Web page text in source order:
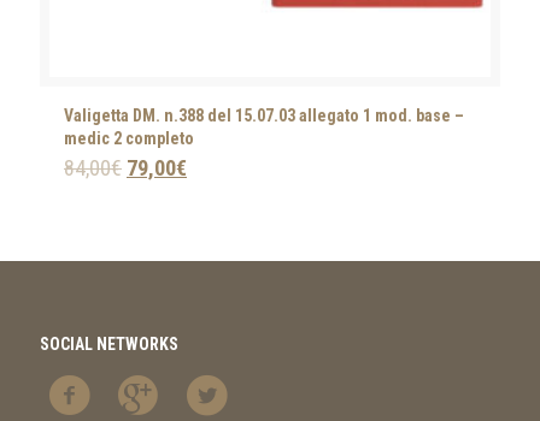
Valigetta DM. n.388 del 15.07.03 allegato 1 mod. base –
medic 2 completo
84,00€ 79,00€
SOCIAL NETWORKS